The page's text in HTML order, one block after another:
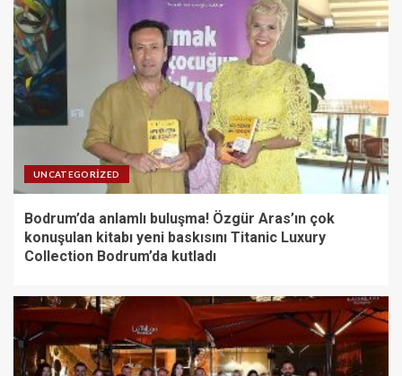
UNCATEGORIZED
Bodrum’da anlamlı buluşma! Özgür Aras’ın çok
konuşulan kitabı yeni baskısını Titanic Luxury
Collection Bodrum’da kutladı